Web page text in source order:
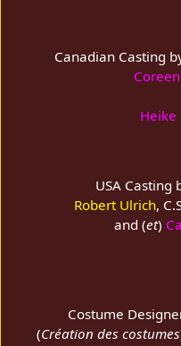
Canadian Casting
USA Casting
Robert Ulrich,
and (et)
Costume
(Création des costumes